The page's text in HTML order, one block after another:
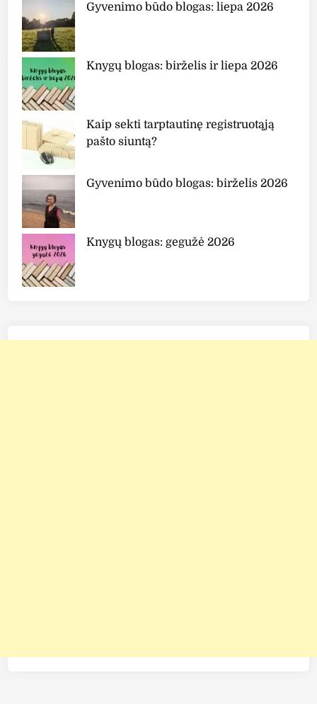
Gyvenimo būdo blogas: liepa 2026
Knygų blogas: birželis ir liepa 2026
Kaip sekti tarptautinę registruotąją
pašto siuntą?
Gyvenimo būdo blogas: birželis 2026
Knygų blogas: gegužė 2026